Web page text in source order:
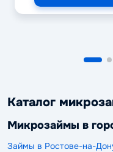
Каталог
Микрозаймы в
Займы в Ростове-на-